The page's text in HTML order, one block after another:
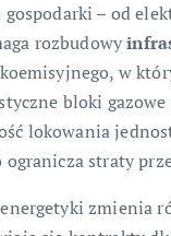
– od
rozbudowy
w
bloki
lokowania
ogranicza straty
zmienia